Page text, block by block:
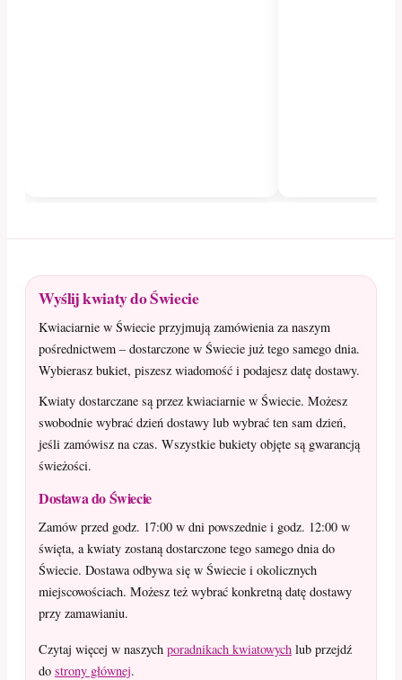
Wyślij kwiaty do Świecie
Kwiaciarnie w Świecie przyjmują zamówienia za naszym
pośrednictwem – dostarczone w Świecie już tego samego dnia.
Wybierasz bukiet, piszesz wiadomość i podajesz datę dostawy.
Kwiaty dostarczane są przez kwiaciarnie w Świecie. Możesz
swobodnie wybrać dzień dostawy lub wybrać ten sam dzień,
jeśli zamówisz na czas. Wszystkie bukiety objęte są gwarancją
świeżości.
Dostawa do Świecie
Zamów przed godz. 17:00 w dni powszednie i godz. 12:00 w
święta, a kwiaty zostaną dostarczone tego samego dnia do
Świecie. Dostawa odbywa się w Świecie i okolicznych
miejscowościach. Możesz też wybrać konkretną datę dostawy
przy zamawianiu.
Czytaj więcej w naszych poradnikach kwiatowych lub przejdź
do strony głównej.